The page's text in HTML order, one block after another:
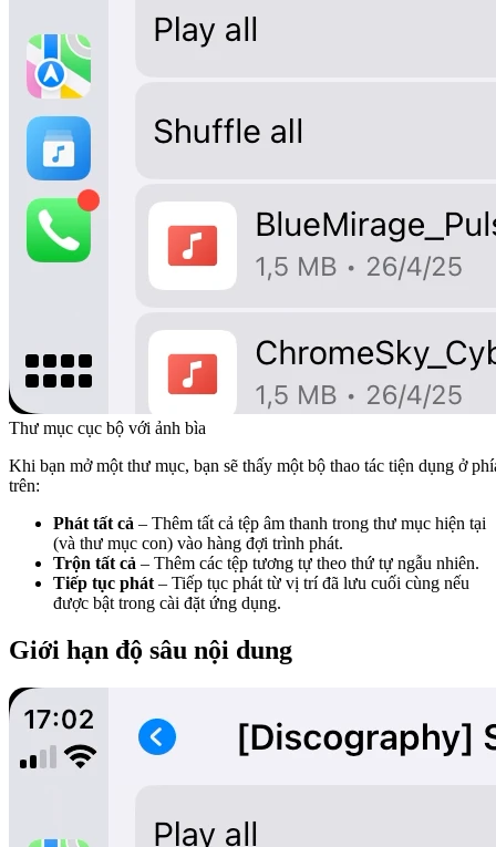
Thư mục cục bộ với ảnh bìa
Khi bạn mở một thư mục, bạn sẽ thấy một bộ thao tác tiện dụng ở
trên:
Phát tất cả – Thêm tất cả tệp âm thanh trong thư mục hiện tại
(và thư mục con) vào hàng đợi trình phát.
Trộn tất cả – Thêm các tệp tương tự theo thứ tự ngẫu nhiên.
Tiếp tục phát – Tiếp tục phát từ vị trí đã lưu cuối cùng nếu
được bật trong cài đặt ứng dụng.
Giới hạn độ sâu nội dung